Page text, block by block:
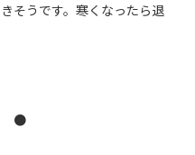
そうです。寒くなったら退
●